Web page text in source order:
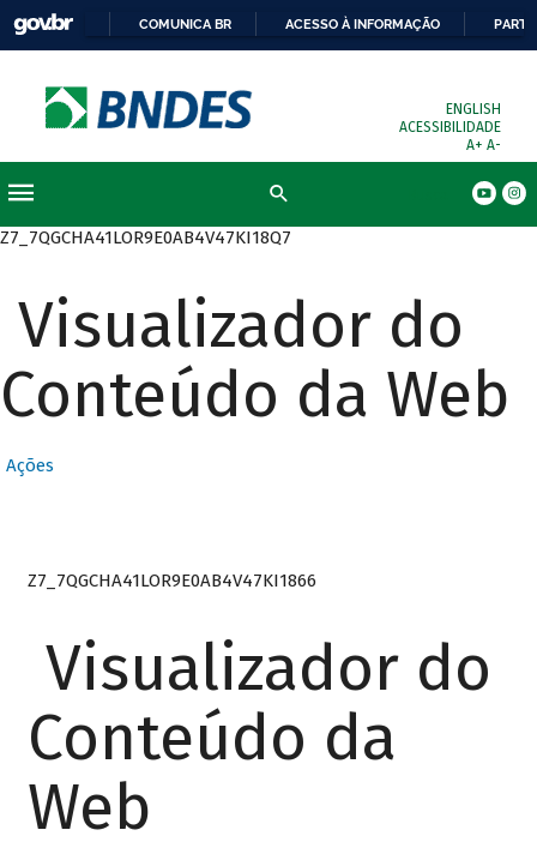
COMUNICA BR ACESSO À INFORMAÇÃO
ENGLISH
ACESSIBILIDADE
A+ A-
Z7_7QGCHA41LOR9E0AB4V47KI18Q7
Visualizador do
Conteúdo da Web
Ações
Z7_7QGCHA41LOR9E0AB4V47KI1866
Visualizador do
Conteúdo da
Web